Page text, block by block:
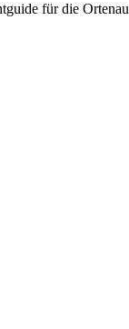
für die Ortenau